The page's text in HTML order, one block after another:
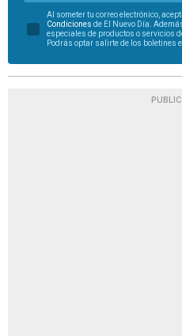
Al someter tu correo electrónico,
Condiciones de El Nuevo Día.
especiales de productos o servicios
Podrás optar salirte de los boletines